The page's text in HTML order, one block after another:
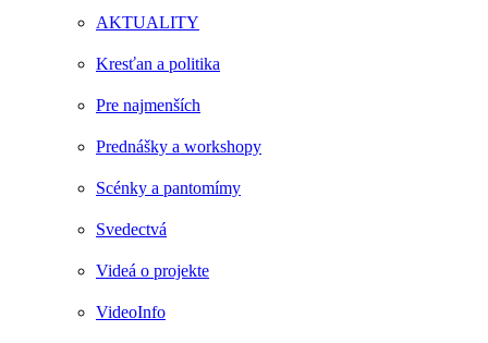
AKTUALITY
Kresťan a politika
Pre najmenších
Prednášky a workshopy
Scénky a pantomímy
Svedectvá
Videá o projekte
VideoInfo